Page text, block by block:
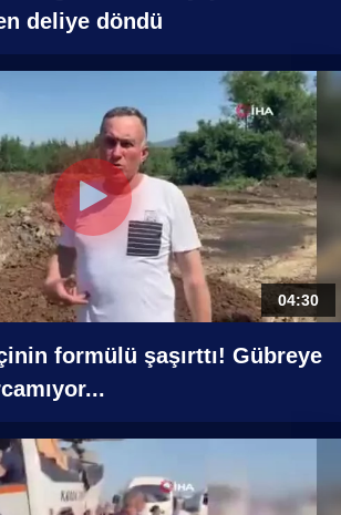
deliye döndü
04:30
formülü şaşırttı! Gübreye